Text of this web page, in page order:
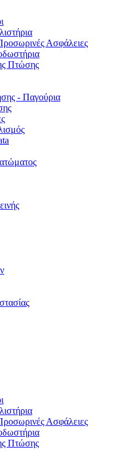
Ασφάλειες
Πτώσης
- Παγούρια
Ασφάλειες
Πτώσης